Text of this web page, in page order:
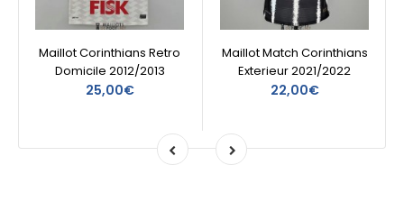
Maillot Corinthians Retro
Domicile 2012/2013
25,00€
Maillot Match Corinthians
Exterieur 2021/2022
22,00€